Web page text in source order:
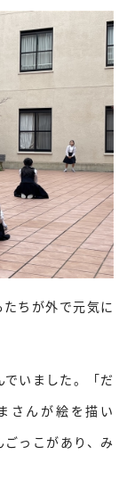
ちが外で元気に
いました。「だ
さんが絵を描い
っこがあり、み